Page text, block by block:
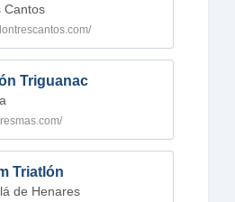
Cantos
Triguanac
Triatlón
de Henares